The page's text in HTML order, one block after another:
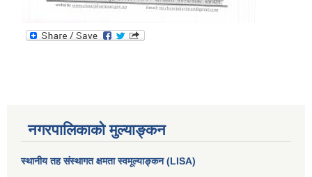
नगरपालिकाको मुल्याङ्कन
स्थानीय तह संस्थागत क्षमता स्वमूल्याङ्कन (LISA)